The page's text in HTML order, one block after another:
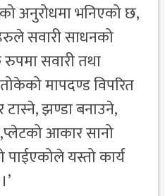
अनुरोधमा भनिएको छ,
सवारी साधनको
सवारी तथा
मापदण्ड विपरित
टास्ने, झण्डा बनाउने,
आकार सानो
पाईएकोले यस्तो कार्य